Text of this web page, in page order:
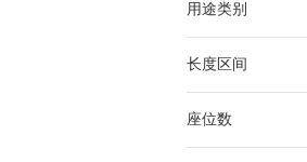
用途类别
长度区间
座位数